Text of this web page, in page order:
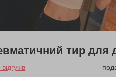
тир для